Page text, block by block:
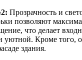
Прозрачность и
позволяют
что делает
уютной. Кроме того,
здания.